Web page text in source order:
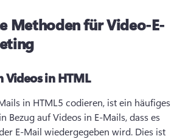
Methoden für Video-E-
Videos in HTML
in HTML5 codieren, ist ein häufiges
Bezug auf Videos in E-Mails, dass es
E-Mail wiedergegeben wird. Dies ist